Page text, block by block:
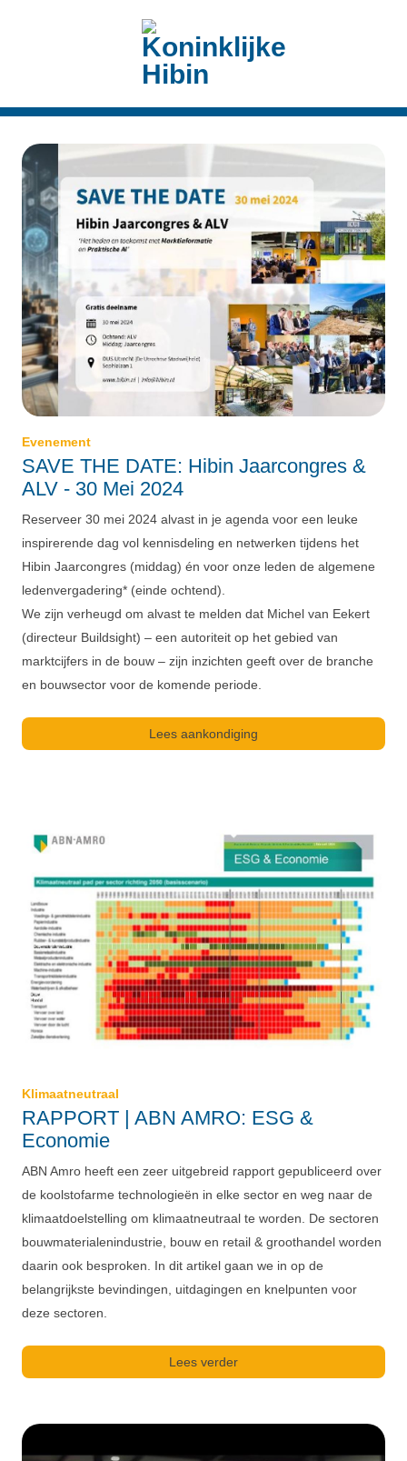
Evenement
SAVE THE DATE: Hibin Jaarcongres &
ALV - 30 Mei 2024
Reserveer 30 mei 2024 alvast in je agenda voor een leuke
inspirerende dag vol kennisdeling en netwerken tijdens het
Hibin Jaarcongres (middag) én voor onze leden de algemene
ledenvergadering* (einde ochtend).
We zijn verheugd om alvast te melden dat Michel van Eekert
(directeur Buildsight) – een autoriteit op het gebied van
marktcijfers in de bouw – zijn inzichten geeft over de branche
en bouwsector voor de komende periode.
Lees aankondiging
Klimaatneutraal
RAPPORT | ABN AMRO: ESG &
Economie
ABN Amro heeft een zeer uitgebreid rapport gepubliceerd over
de koolstofarme technologieën in elke sector en weg naar de
klimaatdoelstelling om klimaatneutraal te worden. De sectoren
bouwmaterialenindustrie, bouw en retail & groothandel worden
daarin ook besproken. In dit artikel gaan we in op de
belangrijkste bevindingen, uitdagingen en knelpunten voor
deze sectoren.
Lees verder